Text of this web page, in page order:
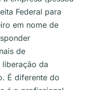
Federal para
em nome de
de
da
É diferente do